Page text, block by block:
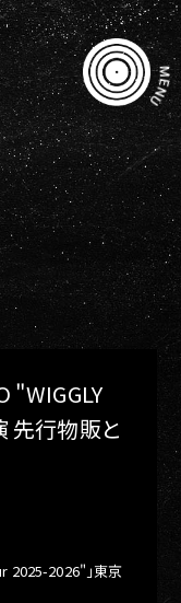
MENU
"WIGGLY
先行物販と
2025-2026"」東京